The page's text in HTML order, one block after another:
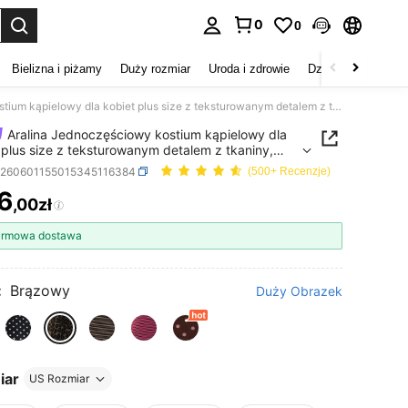
0 0
Bielizna i piżamy Duży rozmiar Uroda i zdrowie Dzieci
Aralina Jednoczęściowy kostium kąpielowy dla kobiet plus size z teksturowanym detalem z tkaniny, idealny do plażowych i letnich stylizacji
Aralina Jednoczęściowy kostium kąpielowy dla
size z teksturowanym detalem z tkaniny,
do plażowych i letnich stylizacji
(500+ Recenzje)
AND AVAILABILITY
,00zł
dostawa
Brązowy Duży Obrazek
US Rozmiar